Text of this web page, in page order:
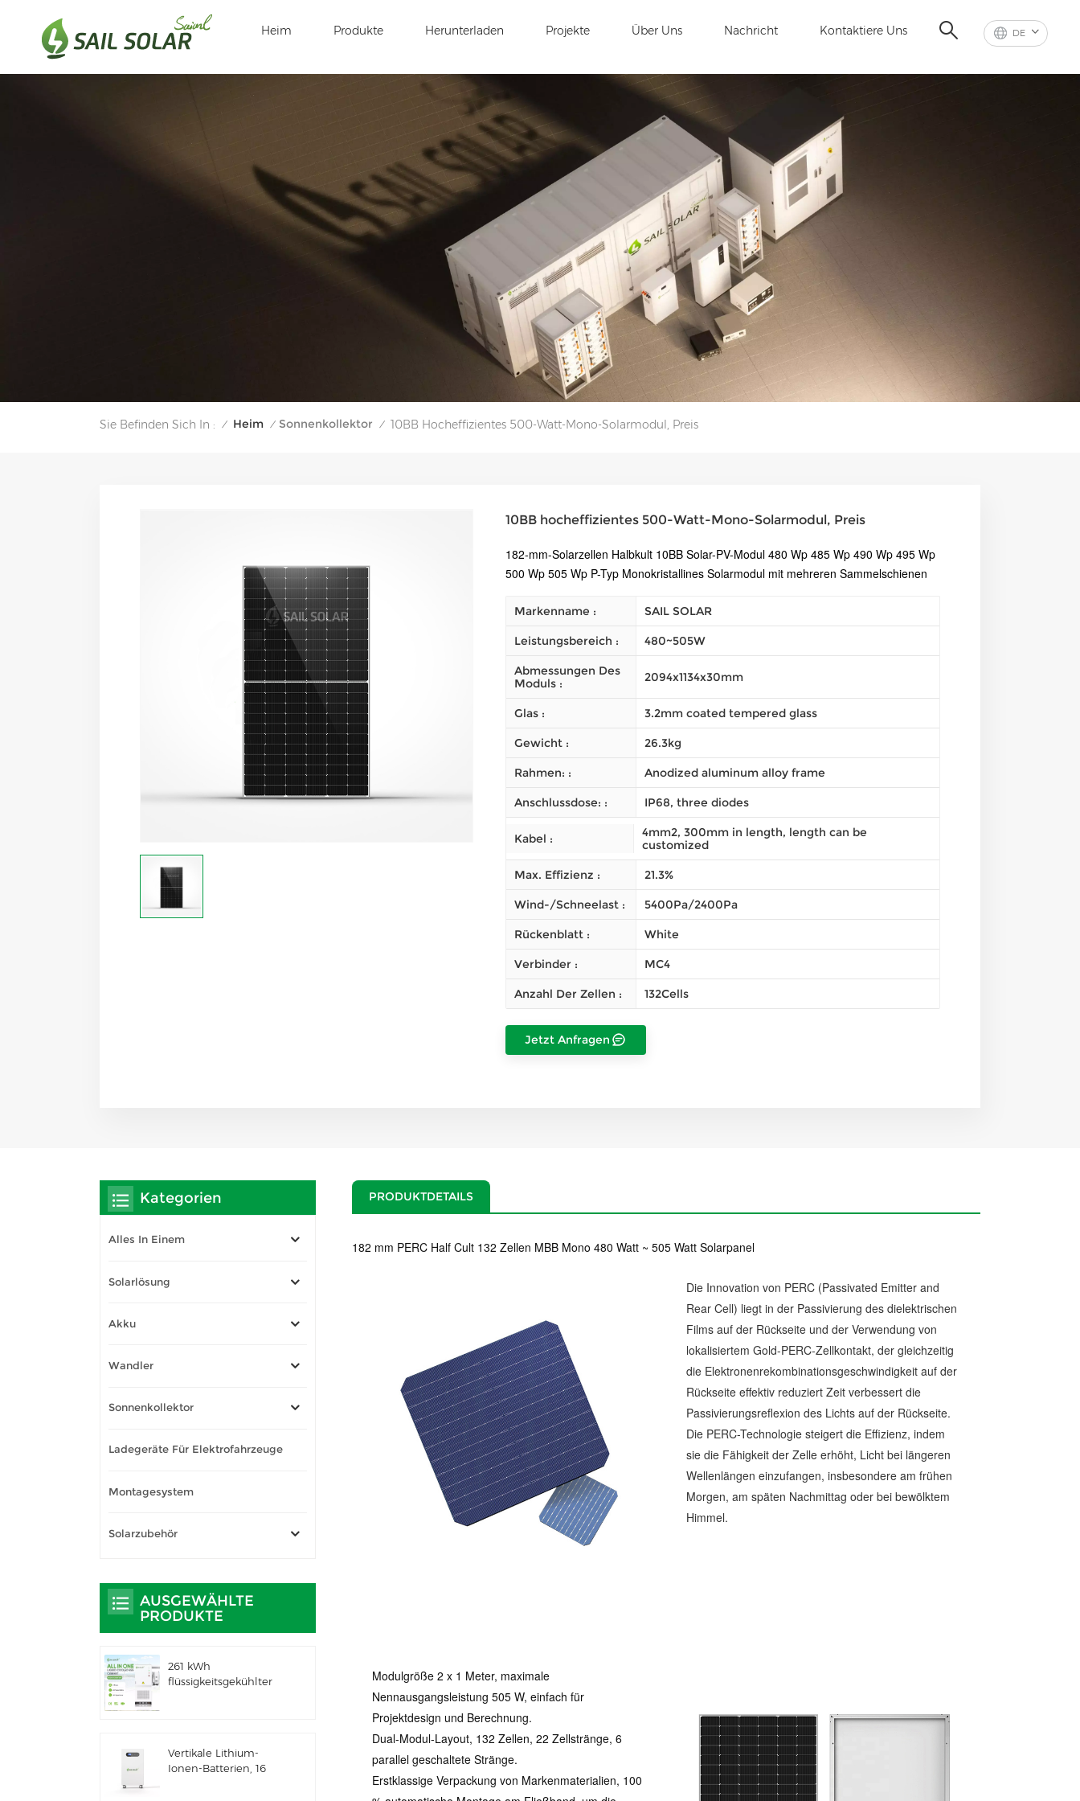
DE
Heim Produkte Herunterladen Projekte Über Uns Nachricht Kontaktiere Uns
Sie Befinden Sich In : / Heim / Sonnenkollektor / 10BB Hocheffizientes 500-Watt-Mono-Solarmodul, Preis
10BB hocheffizientes 500-Watt-Mono-Solarmodul, Preis
182-mm-Solarzellen Halbkult 10BB Solar-PV-Modul 480 Wp 485 Wp 490 Wp 495 Wp
500 Wp 505 Wp P-Typ Monokristallines Solarmodul mit mehreren Sammelschienen
Markenname : SAIL SOLAR
Leistungsbereich : 480~505W
Abmessungen Des
Moduls :
2094x1134x30mm
Glas : 3.2mm coated tempered glass
Gewicht : 26.3kg
Rahmen: : Anodized aluminum alloy frame
Anschlussdose: : IP68, three diodes
Kabel :
4mm2, 300mm in length, length can be
customized
Max. Effizienz : 21.3%
Wind-/Schneelast : 5400Pa/2400Pa
Rückenblatt : White
Verbinder : MC4
Anzahl Der Zellen : 132Cells
Jetzt Anfragen
PRODUKTDETAILS
182 mm PERC Half Cult 132 Zellen MBB Mono 480 Watt ~ 505 Watt Solarpanel
Die Innovation von PERC (Passivated Emitter and
Rear Cell) liegt in der Passivierung des dielektrischen
Films auf der Rückseite und der Verwendung von
lokalisiertem Gold-PERC-Zellkontakt, der gleichzeitig
die Elektronenrekombinationsgeschwindigkeit auf der
Rückseite effektiv reduziert Zeit verbessert die
Passivierungsreflexion des Lichts auf der Rückseite.
Die PERC-Technologie steigert die Effizienz, indem
sie die Fähigkeit der Zelle erhöht, Licht bei längeren
Wellenlängen einzufangen, insbesondere am frühen
Morgen, am späten Nachmittag oder bei bewölktem
Himmel.
Modulgröße 2 x 1 Meter, maximale
Nennausgangsleistung 505 W, einfach für
Projektdesign und Berechnung.
Dual-Modul-Layout, 132 Zellen, 22 Zellstränge, 6
parallel geschaltete Stränge.
Erstklassige Verpackung von Markenmaterialien, 100
Kategorien
Alles In Einem
Solarlösung
Akku
Wandler
Sonnenkollektor
Ladegeräte Für Elektrofahrzeuge
Montagesystem
Solarzubehör
AUSGEWÄHLTE
PRODUKTE
261 kWh
flüssigkeitsgekühlter
Anwendungen IP66
ESS
Vertikale Lithium-
Ionen-Batterien, 16